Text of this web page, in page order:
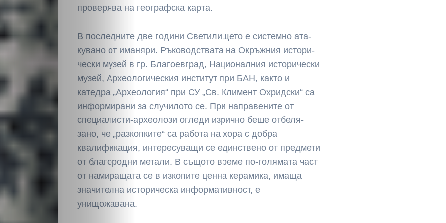
Светско
Крими
Малки
обяви
Таблоид
Новини
проверява на географска карта.
В последните две години Светилището е системно ата­
кувано от иманяри. Ръковод­ствата на Окръжния истори­
чески музей в гр. Благоевград, Националния исторически
му­зей, Археологическия институт при БАН, както и
катедра „Ар­хеология“ при СУ „Св. Климент Охридски“ са
информирани за случилото се. При направени­те от
специалисти-археолози огледи изрично беше отбеля­
зано, че „разкопките“ са работа на хора с добра
квалификация, интересуващи се единствено от предмети
от благородни ме­тали. В същото вре­ме по-голямата част
от намиращата се в изкопите ценна кера­мика, имаща
значи­телна историческа информативност, е
унищожавана.